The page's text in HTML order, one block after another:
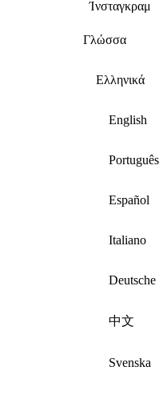
Ίνσταγκραμ
Γλώσσα
Ελληνικά
English
Português
Español
Italiano
Deutsche
中文
Svenska